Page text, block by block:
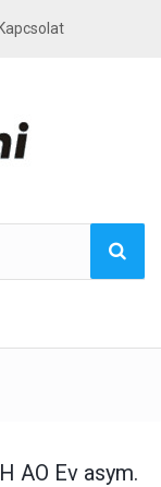
Kapcsolat
AO Ev asym.